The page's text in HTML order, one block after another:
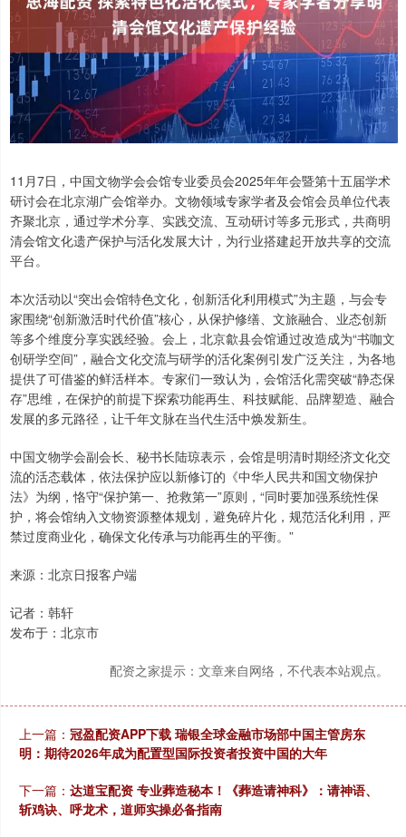
11月7日，中国文物学会会馆专业委员会2025年年会暨第十五届学术
研讨会在北京湖广会馆举办。文物领域专家学者及会馆会员单位代表
齐聚北京，通过学术分享、实践交流、互动研讨等多元形式，共商明
清会馆文化遗产保护与活化发展大计，为行业搭建起开放共享的交流
平台。
本次活动以“突出会馆特色文化，创新活化利用模式”为主题，与会专
家围绕“创新激活时代价值”核心，从保护修缮、文旅融合、业态创新
等多个维度分享实践经验。会上，北京歙县会馆通过改造成为“书咖文
创研学空间”，融合文化交流与研学的活化案例引发广泛关注，为各地
提供了可借鉴的鲜活样本。专家们一致认为，会馆活化需突破“静态保
存”思维，在保护的前提下探索功能再生、科技赋能、品牌塑造、融合
发展的多元路径，让千年文脉在当代生活中焕发新生。
中国文物学会副会长、秘书长陆琼表示，会馆是明清时期经济文化交
流的活态载体，依法保护应以新修订的《中华人民共和国文物保护
法》为纲，恪守“保护第一、抢救第一”原则，“同时要加强系统性保
护，将会馆纳入文物资源整体规划，避免碎片化，规范活化利用，严
禁过度商业化，确保文化传承与功能再生的平衡。”
来源：北京日报客户端
记者：韩轩
发布于：北京市
配资之家提示：文章来自网络，不代表本站观点。
上一篇： 冠盈配资APP下载 瑞银全球金融市场部中国主管房东
明：期待2026年成为配置型国际投资者投资中国的大年
下一篇： 达道宝配资 专业葬造秘本！《葬造请神科》：请神语、
斩鸡诀、呼龙术，道师实操必备指南